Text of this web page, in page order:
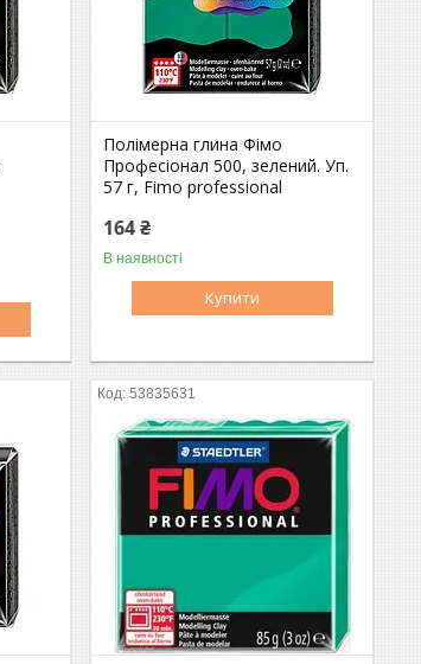
Полімерна глина Фімо
Професіонал 500, зелений. Уп.
57 г, Fimo professional
164 ₴
В наявності
Купити
53835631